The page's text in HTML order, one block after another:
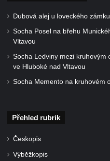
Podstavec v zámecké
Sousoší dětí u obecního
fresky v Duchcově
Duchcově
v Duchcově
Pamětní kámen rybníka
Dubová alej u loveckého
Socha Posel na břehu
Vltavou
Socha Ledviny mezi kruhovým
ve Hluboké nad Vltavou
Socha Memento na kruhovém
Přehled rubrik
Českopis
Výběžkopis